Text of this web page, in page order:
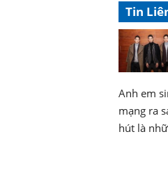
Tin
Anh em
mạng ra
hút là